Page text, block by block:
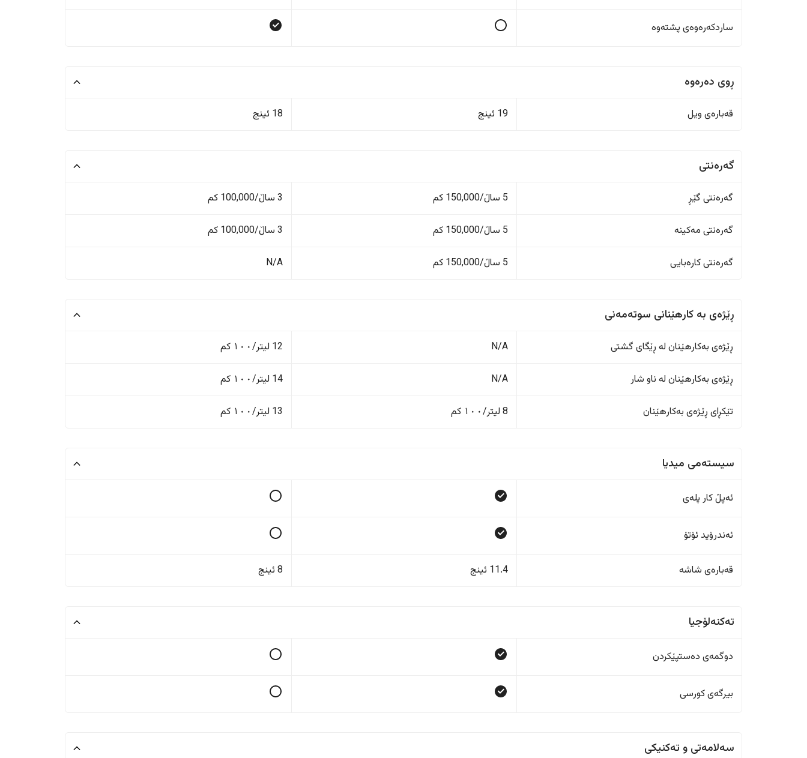
ساردکەرەوەی پشتەوە
ڕوی دەرەوە
قەبارەی ویل 19 ئینج 18 ئینج
گەرەنتی
گەرەنتی گێڕ 5 ساڵ/150,000 کم 3 ساڵ/100,000 کم
گەرەنتی مەکینە 5 ساڵ/150,000 کم 3 ساڵ/100,000 کم
گەرەنتی کارەبایی 5 ساڵ/150,000 کم N/A
ڕێژەى به کارهێنانی سوتەمەنی
ڕێژەى بەکارهێنان له ڕێگای گشتی N/A 12 لیتر/١٠٠ کم
ڕێژەى بەکارهێنان له ناو شار N/A 14 لیتر/١٠٠ کم
تێکڕای ڕێژەى بەکارهێنان 8 لیتر/١٠٠ کم 13 لیتر/١٠٠ کم
سیستەمی میدیا
ئەپڵ کار پلەی
ئەندرۆید ئۆتۆ
قەبارەی شاشە 11.4 ئینج 8 ئینج
تەکنەلۆجیا
دوگمەی دەستپێکردن
بیرگەی کورسی
سەلامەتی و تەکنیکی